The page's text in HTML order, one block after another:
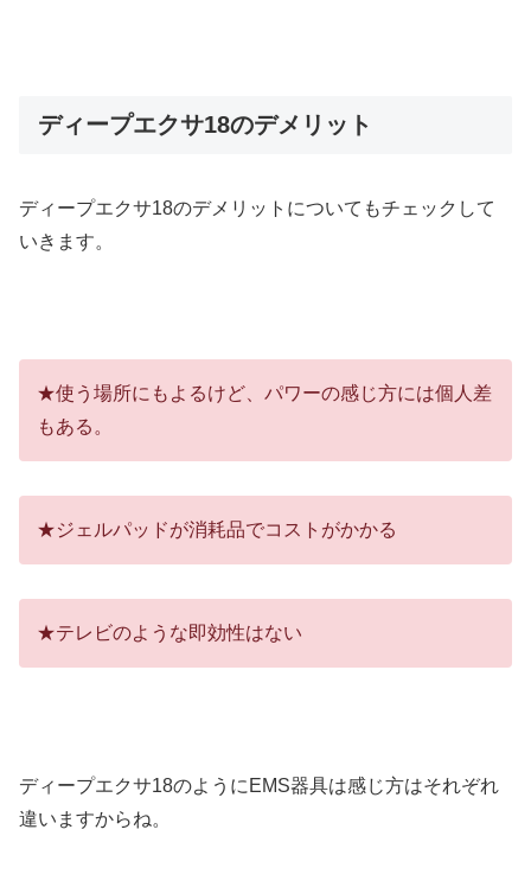
ディープエクサ18のデメリット
ディープエクサ18のデメリットについてもチェックして
いきます。
★使う場所にもよるけど、パワーの感じ方には個人差
もある。
★ジェルパッドが消耗品でコストがかかる
★テレビのような即効性はない
ディープエクサ18のようにEMS器具は感じ方はそれぞれ
違いますからね。